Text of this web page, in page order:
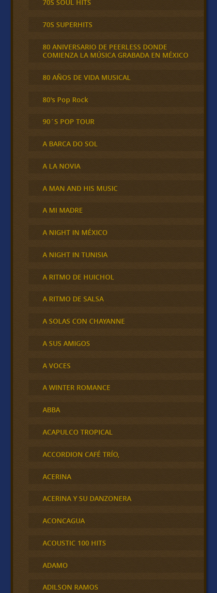
70S SOUL HITS
70S SUPERHITS
80 ANIVERSARIO DE PEERLESS DONDE
COMIENZA LA MÚSICA GRABADA EN MÉXICO
80 AÑOS DE VIDA MUSICAL
80's Pop Rock
90´S POP TOUR
A BARCA DO SOL
A LA NOVIA
A MAN AND HIS MUSIC
A MI MADRE
A NIGHT IN MÉXICO
A NIGHT IN TUNISIA
A RITMO DE HUICHOL
A RITMO DE SALSA
A SOLAS CON CHAYANNE
A SUS AMIGOS
A VOCES
A WINTER ROMANCE
ABBA
ACAPULCO TROPICAL
ACCORDION CAFÉ TRÍO,
ACERINA
ACERINA Y SU DANZONERA
ACONCAGUA
ACOUSTIC 100 HITS
ADAMO
ADILSON RAMOS